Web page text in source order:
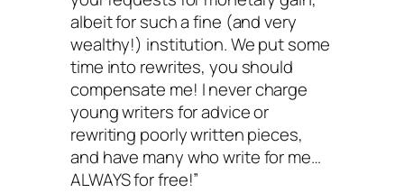
albeit for such a fine (and very
wealthy!) institution. We put some
time into rewrites, you should
compensate me! I never charge
young writers for advice or
rewriting poorly written pieces,
and have many who write for me…
ALWAYS for free!”